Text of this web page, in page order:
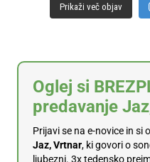
Prikaži več objav
Oglej si
predavanje
Prijavi se na e-novice in si
Jaz, Vrtnar, ki govori o
ljubezni. 3x tedensko